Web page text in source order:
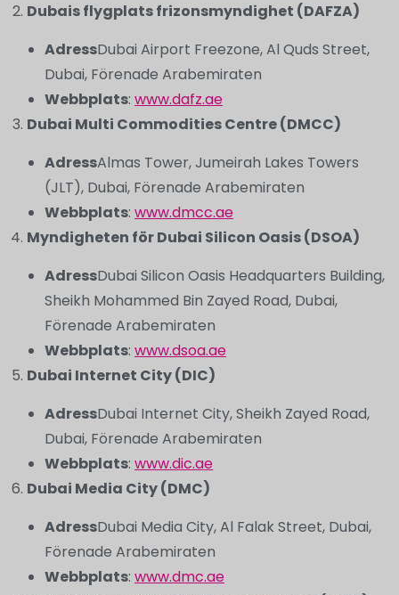
Dubais flygplats frizonsmyndighet (DAFZA)
AdressDubai Airport Freezone, Al Quds Street,
Dubai, Förenade Arabemiraten
Webbplats: www.dafz.ae
Dubai Multi Commodities Centre (DMCC)
AdressAlmas Tower, Jumeirah Lakes Towers
(JLT), Dubai, Förenade Arabemiraten
Webbplats: www.dmcc.ae
Myndigheten för Dubai Silicon Oasis (DSOA)
AdressDubai Silicon Oasis Headquarters Building,
Sheikh Mohammed Bin Zayed Road, Dubai,
Förenade Arabemiraten
Webbplats: www.dsoa.ae
Dubai Internet City (DIC)
AdressDubai Internet City, Sheikh Zayed Road,
Dubai, Förenade Arabemiraten
Webbplats: www.dic.ae
Dubai Media City (DMC)
AdressDubai Media City, Al Falak Street, Dubai,
Förenade Arabemiraten
Webbplats: www.dmc.ae